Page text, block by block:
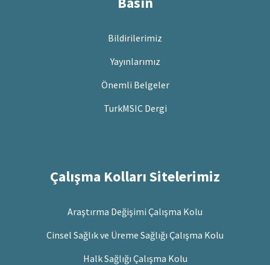
Bildirilerimiz
Yayınlarımız
Önemli Belgeler
TurkMSIC Dergi
Çalışma Kolları Sitelerimiz
Araştırma Değişimi Çalışma Kolu
Cinsel Sağlık ve Üreme Sağlığı Çalışma Kolu
Halk Sağlığı Çalışma Kolu